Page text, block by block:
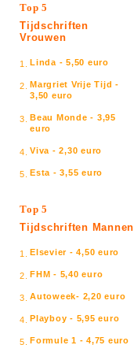
Top 5
Tijdschriften
Vrouwen
1. Linda - 5,50 euro
2. Margriet Vrije Tijd -
3,50 euro
3. Beau Monde - 3,95
euro
4. Viva - 2,30 euro
5. Esta - 3,55 euro
Top 5
Tijdschriften Mannen
1. Elsevier - 4,50 euro
2. FHM - 5,40 euro
3. Autoweek- 2,20 euro
4. Playboy - 5,95 euro
5. Formule 1 - 4,75 euro